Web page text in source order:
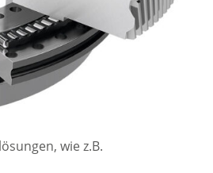
wie z.B.